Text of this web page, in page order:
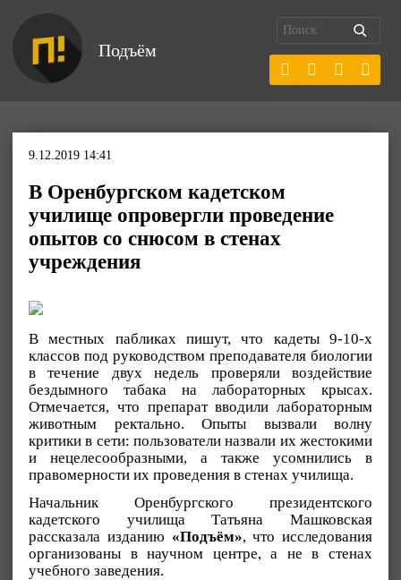
Подъём
9.12.2019 14:41
В Оренбургском кадетском
училище опровергли проведение
опытов со снюсом в стенах
учреждения
В местных пабликах пишут, что кадеты 9-10-х
классов под руководством преподавателя биологии
в течение двух недель проверяли воздействие
бездымного табака на лабораторных крысах.
Отмечается, что препарат вводили лабораторным
животным ректально. Опыты вызвали волну
критики в сети: пользователи назвали их жестокими
и нецелесообразными, а также усомнились в
правомерности их проведения в стенах училища.
Начальник Оренбургского президентского
кадетского училища Татьяна Машковская
рассказала изданию «Подъём», что исследования
организованы в научном центре, а не в стенах
учебного заведения.